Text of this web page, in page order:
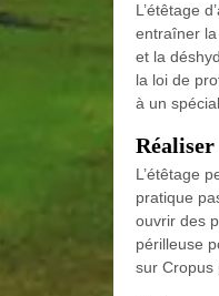
L’étêtage
entraîner
et la
la loi de
à un
L’étêtage
pratique
ouvrir des
périlleuse
sur Cropus